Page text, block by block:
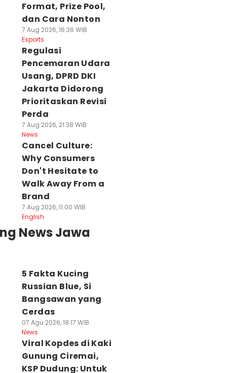
Format, Prize Pool,
dan Cara Nonton
7 Aug 2026, 16:36 WIB
Esports
Regulasi
Pencemaran Udara
Usang, DPRD DKI
Jakarta Didorong
Prioritaskan Revisi
Perda
7 Aug 2026, 21:38 WIB
News
Cancel Culture:
Why Consumers
Don't Hesitate to
Walk Away From a
Brand
7 Aug 2026, 11:00 WIB
English
News Jawa
5 Fakta Kucing
Russian Blue, Si
Bangsawan yang
Cerdas
07 Agu 2026, 18:17 WIB
News
Viral Kopdes di Kaki
Gunung Ciremai,
KSP Dudung: Untuk